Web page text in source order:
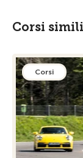
Corsi simili
Corsi